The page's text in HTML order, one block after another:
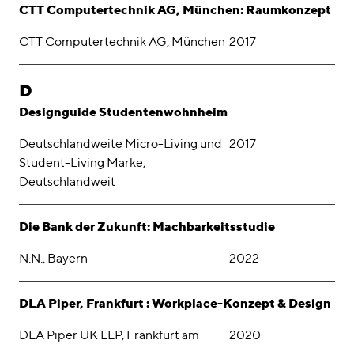
CTT Computertechnik AG, München: Raumkonzept
CTT Computertechnik AG, München 2017
D
Designguide Studentenwohnheim
Deutschlandweite Micro-Living und
Student-Living Marke,
Deutschlandweit
2017
Die Bank der Zukunft: Machbarkeitsstudie
N.N., Bayern 2022
DLA Piper, Frankfurt : Workplace-Konzept & Design
DLA Piper UK LLP, Frankfurt am
2020